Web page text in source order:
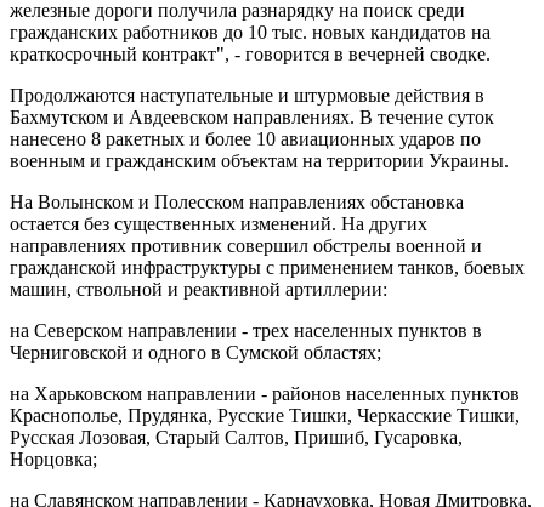
железные дороги получила разнарядку на поиск среди
гражданских работников до 10 тыс. новых кандидатов на
краткосрочный контракт", - говорится в вечерней сводке.
Продолжаются наступательные и штурмовые действия в
Бахмутском и Авдеевском направлениях. В течение суток
нанесено 8 ракетных и более 10 авиационных ударов по
военным и гражданским объектам на территории Украины.
На Волынском и Полесском направлениях обстановка
остается без существенных изменений. На других
направлениях противник совершил обстрелы военной и
гражданской инфраструктуры с применением танков, боевых
машин, ствольной и реактивной артиллерии:
на Северском направлении - трех населенных пунктов в
Черниговской и одного в Сумской областях;
на Харьковском направлении - районов населенных пунктов
Краснополье, Прудянка, Русские Тишки, Черкасские Тишки,
Русская Лозовая, Старый Салтов, Пришиб, Гусаровка,
Норцовка;
на Славянском направлении - Карнауховка, Новая Дмитровка,